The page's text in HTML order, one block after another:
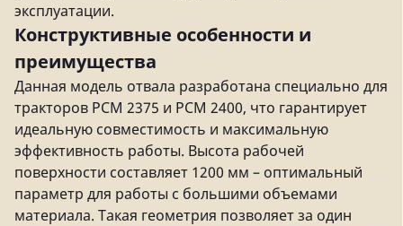
эксплуатации.
Конструктивные особенности и
преимущества
Данная модель отвала разработана специально для
тракторов РСМ 2375 и РСМ 2400, что гарантирует
идеальную совместимость и максимальную
эффективность работы. Высота рабочей
поверхности составляет 1200 мм – оптимальный
параметр для работы с большими объемами
материала. Такая геометрия позволяет за один